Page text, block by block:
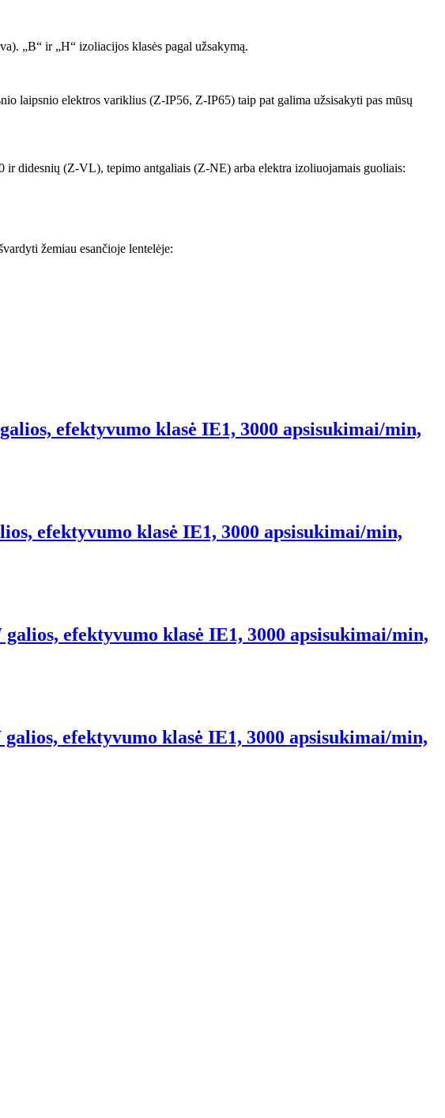
„B“ ir „H“ izoliacijos klasės pagal užsakymą.
laipsnio elektros variklius (Z-IP56, Z-IP65) taip pat galima užsisakyti pas mūsų
ir didesnių (Z-VL), tepimo antgaliais (Z-NE) arba elektra izoliuojamais guoliais:
žemiau esančioje lentelėje:
efektyvumo klasė IE1, 3000 apsisukimai/min,
efektyvumo klasė IE1, 3000 apsisukimai/min,
efektyvumo klasė IE1, 3000 apsisukimai/min,
efektyvumo klasė IE1, 3000 apsisukimai/min,